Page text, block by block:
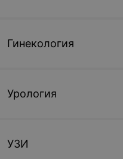
Гинекология
Урология
УЗИ